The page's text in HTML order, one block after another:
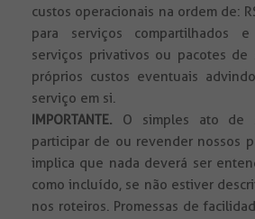
custos operacionais na ordem de:
para serviços compartilhados
serviços privativos ou pacotes de
próprios custos eventuais
serviço em si.
IMPORTANTE. O simples ato de
participar de ou revender nossos
implica que nada deverá ser
como incluído, se não estiver
nos roteiros. Promessas de